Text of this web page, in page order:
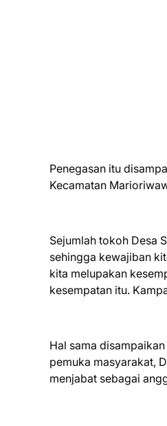
Penegasan itu
Kecamatan
Sejumlah tokoh Desa
sehingga kewajiban
kita melupakan
kesempatan itu.
Hal sama
pemuka masyarakat,
menjabat sebagai